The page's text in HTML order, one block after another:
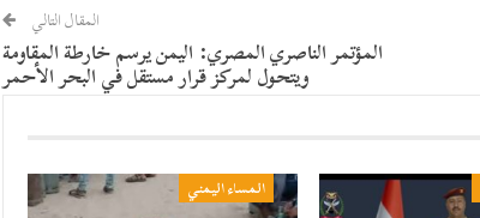
المقال التالي
المؤتمر الناصري المصري: اليمن يرسم خارطة المقاومة
ويتحول لمركز قرار مستقل في البحر الأحمر
المساء اليمني